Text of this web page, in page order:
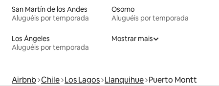
San Martín de los Andes
Aluguéis por temporada
Osorno
Aluguéis por temporada
Los Ángeles
Aluguéis por temporada
Mostrar mais
Airbnb Chile Los Lagos Llanquihue Puerto Montt